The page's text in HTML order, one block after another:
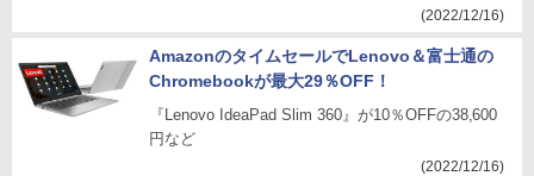
(2022/12/16)
AmazonのタイムセールでLenovo＆富士通の
Chromebookが最大29％OFF！
『Lenovo IdeaPad Slim 360』が10％OFFの38,600
円など
(2022/12/16)